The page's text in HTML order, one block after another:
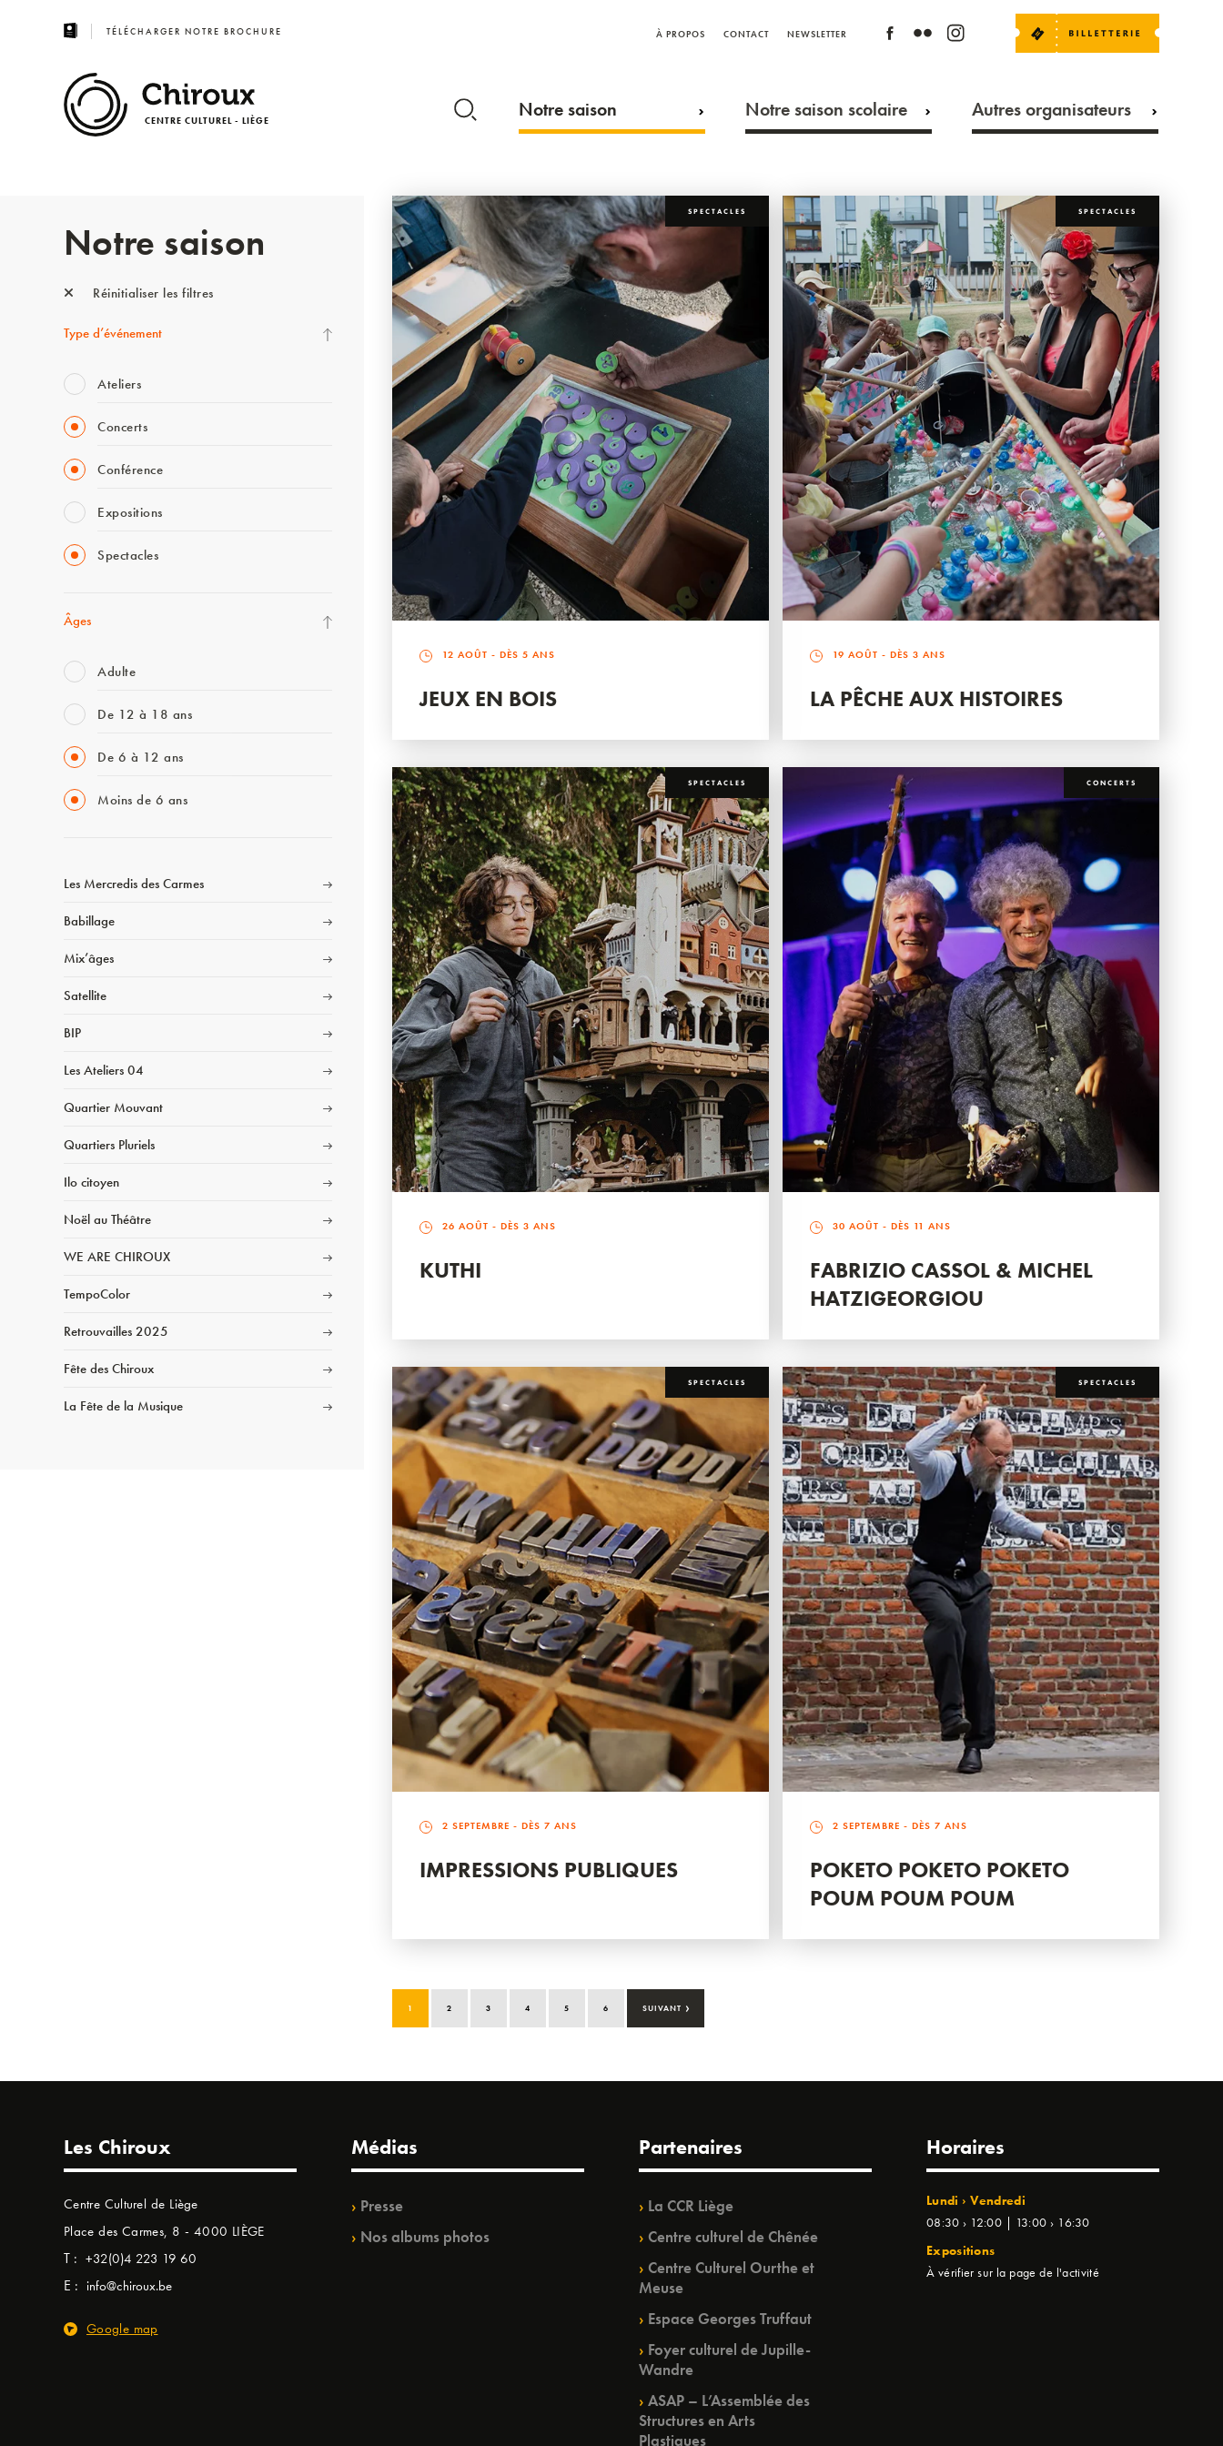
TÉLÉCHARGER NOTRE BROCHURE À PROPOS CONTACT NEWSLETTER
CENTRE CULTUREL - LIÈGE Notre saison Notre saison scolaire Autres organisateurs
Notre saison
Réinitialiser les filtres
Type d’événement
Ateliers
Concerts
Conférence
Expositions
Spectacles
Âges
Adulte
De 12 à 18 ans
De 6 à 12 ans
Moins de 6 ans
Les Mercredis des Carmes
Babillage
Mix’âges
Satellite
BIP
Les Ateliers 04
Quartier Mouvant
Quartiers Pluriels
Ilo citoyen
Noël au Théâtre
WE ARE CHIROUX
TempoColor
Retrouvailles 2025
Fête des Chiroux
La Fête de la Musique
SPECTACLES
12 AOÛT - DÈS 5 ANS
JEUX EN BOIS
SPECTACLES
19 AOÛT - DÈS 3 ANS
LA PÊCHE AUX HISTOIRES
SPECTACLES
26 AOÛT - DÈS 3 ANS
KUTHI
CONCERTS
30 AOÛT - DÈS 11 ANS
FABRIZIO CASSOL & MICHEL
HATZIGEORGIOU
SPECTACLES
2 SEPTEMBRE - DÈS 7 ANS
IMPRESSIONS PUBLIQUES
SPECTACLES
2 SEPTEMBRE - DÈS 7 ANS
POKETO POKETO POKETO
POUM POUM POUM
1 2 3 4 5 6 SUIVANT ›
Les Chiroux
Centre Culturel de Liège
Place des Carmes, 8 - 4000 LIÈGE
T : +32(0)4 223 19 60
E : info@chiroux.be
Google map
Médias
Presse
Nos albums photos
Partenaires
La CCR Liège
Centre culturel de Chênée
Centre Culturel Ourthe et
Meuse
Espace Georges Truffaut
Foyer culturel de Jupille-
Wandre
ASAP – L’Assemblée des
Structures en Arts
Plastiques
Horaires
Lundi › Vendredi
08:30 › 12:00 | 13:00 › 16:30
Expositions
À vérifier sur la page de l'activité